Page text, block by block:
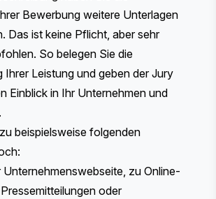
Bewerbung weitere Unterlagen
Das ist keine Pflicht, aber sehr
So belegen Sie die
Ihrer Leistung und geben der Jury
Einblick in Ihr Unternehmen und
beispielsweise folgenden
Unternehmenswebseite, zu Online-
oder